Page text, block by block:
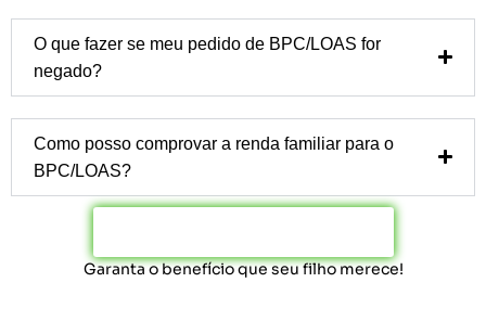
O que fazer se meu pedido de BPC/LOAS for
negado?
Como posso comprovar a renda familiar para o
BPC/LOAS?
Garanta o benefício que seu filho merece!